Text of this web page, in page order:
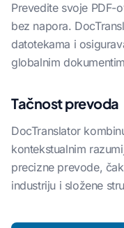
Prevedite svoje PDF-
bez napora.
datotekama i
globalnim
Tačnost prevoda
DocTranslator
kontekstualnim
precizne prevode,
industriju i složene